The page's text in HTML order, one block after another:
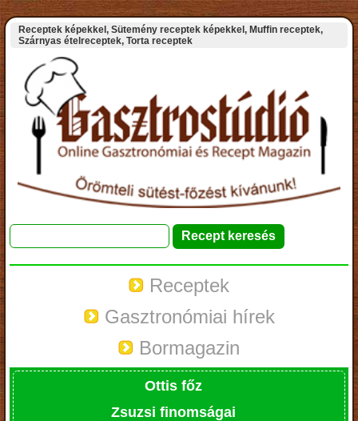
Receptek képekkel, Sütemény receptek képekkel, Muffin receptek,
Szárnyas ételreceptek, Torta receptek
Receptek
Gasztronómiai hírek
Bormagazin
Ottis főz
Zsuzsi finomságai